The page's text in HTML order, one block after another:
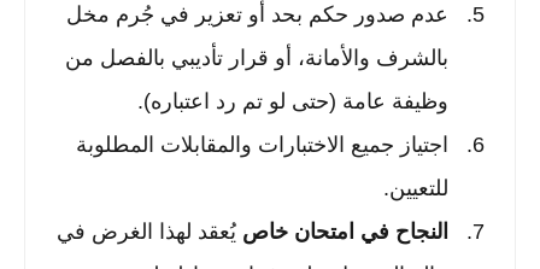
عدم صدور حكم بحد أو تعزير في جُرم مخل
بالشرف والأمانة، أو قرار تأديبي بالفصل من
وظيفة عامة (حتى لو تم رد اعتباره).
اجتياز جميع الاختبارات والمقابلات المطلوبة
للتعيين.
النجاح في امتحان خاص يُعقد لهذا الغرض في